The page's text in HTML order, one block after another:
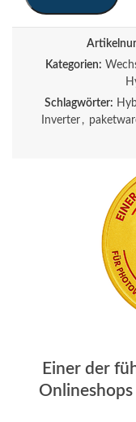
Kategorien:
Schlagwörter:
Inverter ,
Einer der